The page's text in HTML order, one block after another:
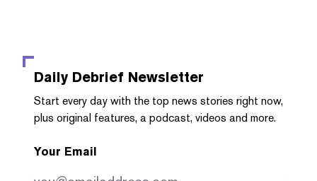
Daily Debrief Newsletter
Start every day with the top news stories right now,
plus original features, a podcast, videos and more.
Your Email